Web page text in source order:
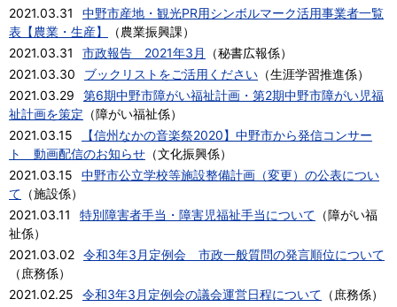
2021.03.31
中野市産地・観光PR用シンボルマーク活用事業者一覧
表【農業・生産】
（農業振興課）
2021.03.31
市政報告 2021年3月 （秘書広報係）
2021.03.30
ブックリストをご活用ください （生涯学習推進係）
2021.03.29
第6期中野市障がい福祉計画・第2期中野市障がい児福
祉計画を策定 （障がい福祉係）
2021.03.15
【信州なかの音楽祭2020】中野市から発信コンサー
ト 動画配信のお知らせ （文化振興係）
2021.03.15
中野市公立学校等施設整備計画（変更）の公表につい
て （施設係）
2021.03.11
特別障害者手当・障害児福祉手当について （障がい福
祉係）
2021.03.02 令和3年3月定例会 市政一般質問の発言順位について
（ 庶務係）
2021.02.25
令和3年3月定例会の議会運営日程について （ 庶務係）